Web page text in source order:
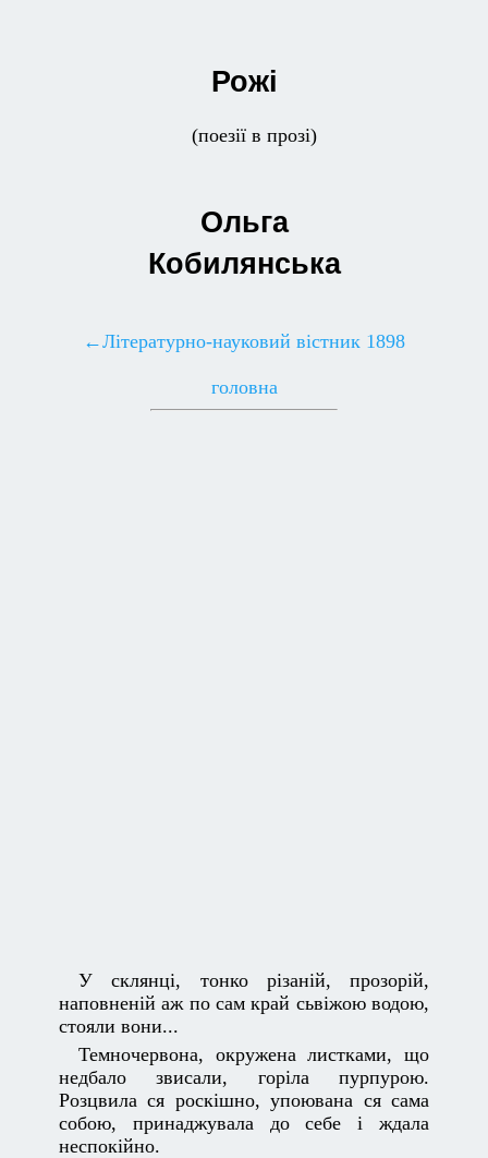
Рожі
(поезії в прозі)
Ольга
Кобилянська
←Літературно-науковий вістник 1898
головна
У склянці, тонко різаній, прозорій,
наповненій аж по сам край сьвіжою водою,
стояли вони...
Темночервона, окружена листками, що
недбало звисали, горіла пурпурою.
Розцвила ся роскішно, упоювана ся сама
собою, принаджувала до себе і ждала
неспокійно.